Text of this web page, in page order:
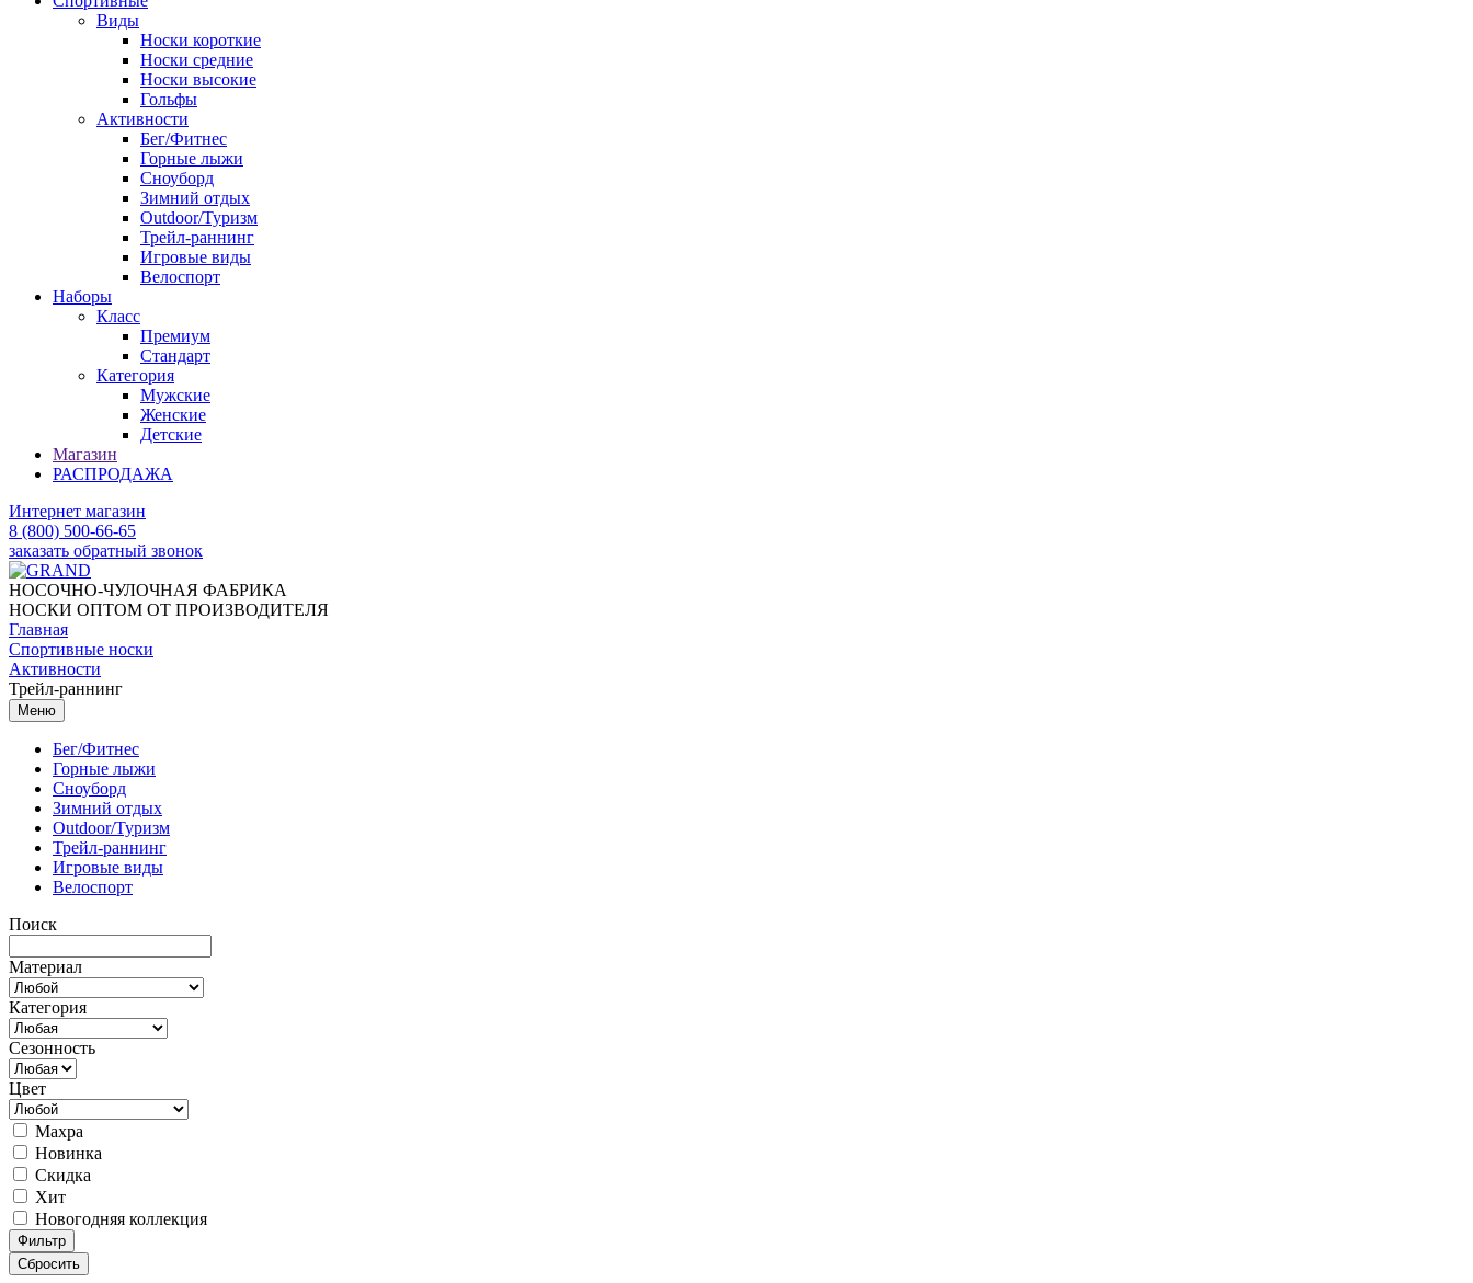
Виды
Носки короткие
Носки средние
Носки высокие
Гольфы
Активности
Бег/Фитнес
Горные лыжи
Сноуборд
Зимний отдых
Outdoor/Туризм
Трейл-раннинг
Игровые виды
Велоспорт
Наборы
Класс
Премиум
Стандарт
Категория
Мужские
Женские
Детские
Магазин
РАСПРОДАЖА
Интернет магазин
8 (800) 500-66-65
заказать обратный звонок
НОСОЧНО-ЧУЛОЧНАЯ ФАБРИКА
НОСКИ ОПТОМ ОТ ПРОИЗВОДИТЕЛЯ
Главная
Спортивные носки
Активности
Трейл-раннинг
Меню
Бег/Фитнес
Горные лыжи
Сноуборд
Зимний отдых
Outdoor/Туризм
Трейл-раннинг
Игровые виды
Велоспорт
Поиск
Материал
Категория
Сезонность
Цвет
Махра
Новинка
Скидка
Хит
Новогодняя коллекция
Фильтр
Сбросить